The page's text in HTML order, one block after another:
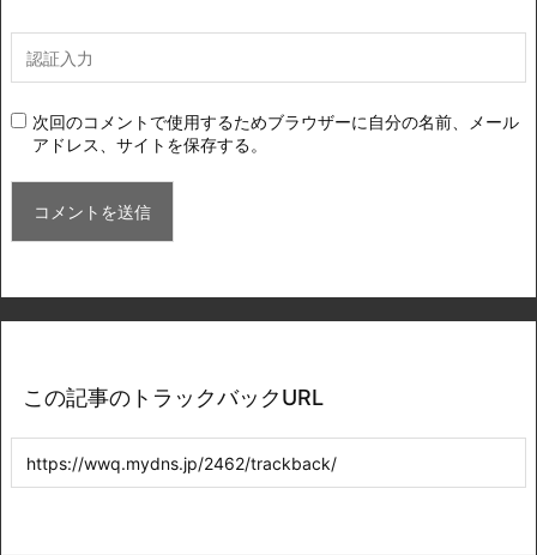
次回のコメントで使用するためブラウザーに自分の名前、メール
アドレス、サイトを保存する。
この記事のトラックバックURL